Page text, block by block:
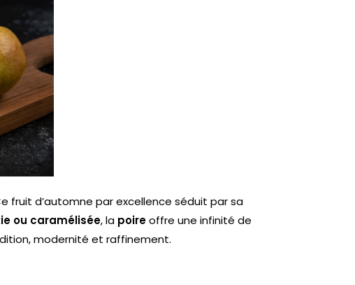
fruit d’automne par excellence séduit par sa
ou caramélisée, la poireoffre une infinité de
modernité et raffinement.